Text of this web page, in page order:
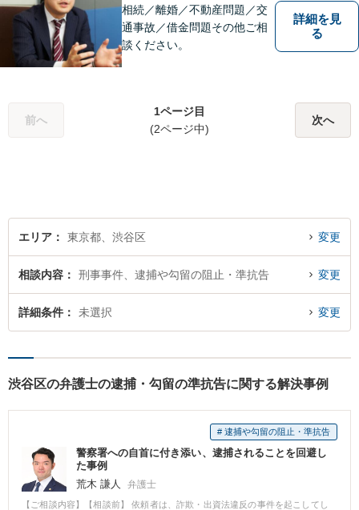
相続／離婚／不動産問題／交
通事故／借金問題その他ご相
談ください。
詳細を見
る
前へ
1ページ目
(2ページ中)
次へ
エリア 東京都、渋谷区 変更
相談内容 刑事事件、逮捕や勾留の阻止・準抗告 変更
詳細条件 未選択 変更
渋谷区の弁護士の逮捕・勾留の準抗告に関する解決事例
# 逮捕や勾留の阻止・準抗告
警察署への自首に付き添い、逮捕されることを回避し
た事例
荒木 謙人
弁護士
【ご相談内容】【相談前】 依頼者は、詐欺・出資法違反の事件を起こしてし